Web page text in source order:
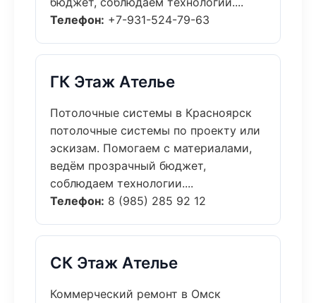
Телефон: +7-931-524-79-63
ГК Этаж Ателье
Потолочные системы в Красноярск
потолочные системы по проекту или
эскизам. Помогаем с материалами,
ведём прозрачный бюджет,
соблюдаем технологии....
Телефон: 8 (985) 285 92 12
СК Этаж Ателье
Коммерческий ремонт в Омск